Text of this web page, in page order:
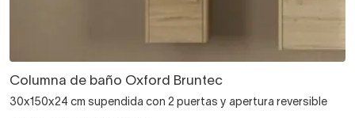
Columna de baño Oxford Bruntec
30x150x24 cm supendida con 2 puertas y apertura reversible